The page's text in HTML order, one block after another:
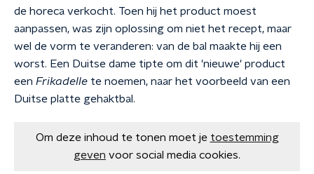
de horeca verkocht. Toen hij het product moest
aanpassen, was zijn oplossing om niet het recept, maar
wel de vorm te veranderen: van de bal maakte hij een
worst. Een Duitse dame tipte om dit 'nieuwe' product
een Frikadelle te noemen, naar het voorbeeld van een
Duitse platte gehaktbal.
Om deze inhoud te tonen moet je toestemming
geven voor social media cookies.